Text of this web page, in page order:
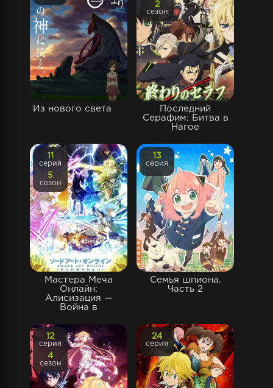
Из нового света
Последний
Серафим: Битва в
Нагое
2
сезон
Мастера Меча
Онлайн:
Алисизация —
Война в
11
серия
5
сезон
Семья шпиона.
Часть 2
13
серия
12
серия
4
сезон
24
серия